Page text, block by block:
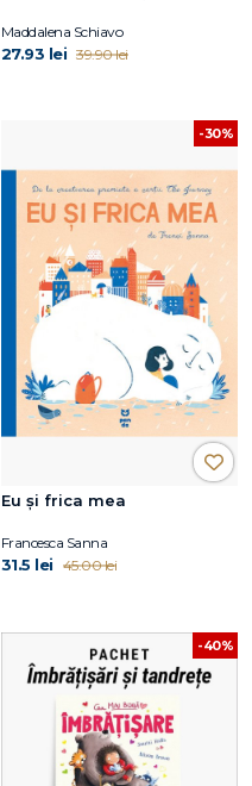
Maddalena Schiavo
27.93 lei 39.90 lei
-30%
Eu și frica mea
Francesca Sanna
31.5 lei 45.00 lei
-40%